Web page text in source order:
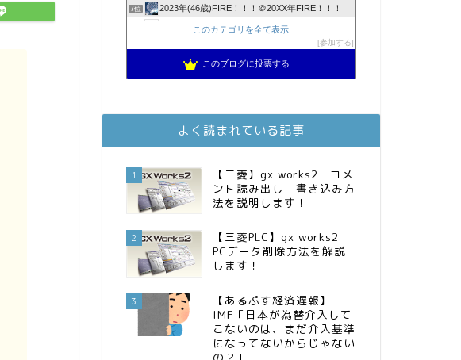
7位 2023年(46歳)FIRE！！！＠20XX年FIRE！！！
降りてからの人生
スパコンSEが効率的投資で一家セミリタイアするブログ
3階建ての資産形成
11位 お金に困らない生活（インデックス投資ブログ）
13位 FPが実践するお金の知恵を磨く勉強会
MBAのインデックス投資日記
15位 インデックス投資でも富裕層
このカテゴリを全て表示
参加する
このブログに投票する
よく読まれている記事
1
【三菱】gx works2 コメ
ント読み出し 書き込み方
法を説明します！
2
【三菱PLC】gx works2
PCデータ削除方法を解説
します！
3
【あるぷす経済遅報】
IMF「日本が為替介入して
こないのは、まだ介入基準
になってないからじゃない